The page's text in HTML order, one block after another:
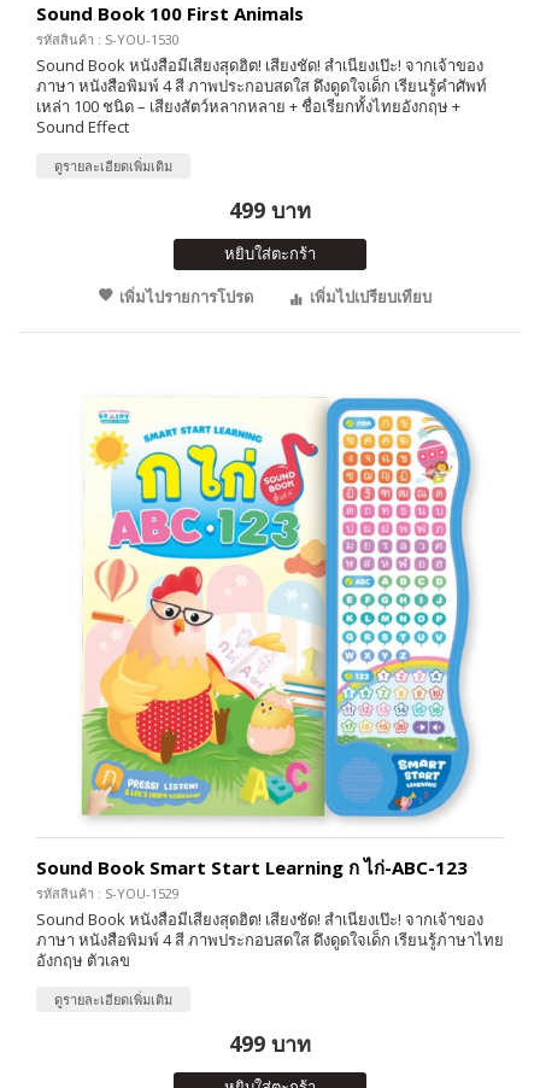
Sound Book 100 First Animals
รหัสสินค้า : S-YOU-1530
Sound Book หนังสือมีเสียงสุดฮิต! เสียงชัด! สำเนียงเป๊ะ! จากเจ้าของ
ภาษา หนังสือพิมพ์ 4 สี ภาพประกอบสดใส ดึงดูดใจเด็ก เรียนรู้คำศัพท์
เหล่า 100 ชนิด – เสียงสัตว์หลากหลาย + ชื่อเรียกทั้งไทยอังกฤษ +
Sound Effect
ดูรายละเอียดเพิ่มเติม
499 บาท
หยิบใส่ตะกร้า
เพิ่มไปรายการโปรด
เพิ่มไปเปรียบเทียบ
Sound Book Smart Start Learning ก ไก่-ABC-123
รหัสสินค้า : S-YOU-1529
Sound Book หนังสือมีเสียงสุดฮิต! เสียงชัด! สำเนียงเป๊ะ! จากเจ้าของ
ภาษา หนังสือพิมพ์ 4 สี ภาพประกอบสดใส ดึงดูดใจเด็ก เรียนรู้ภาษาไทย
อังกฤษ ตัวเลข
ดูรายละเอียดเพิ่มเติม
499 บาท